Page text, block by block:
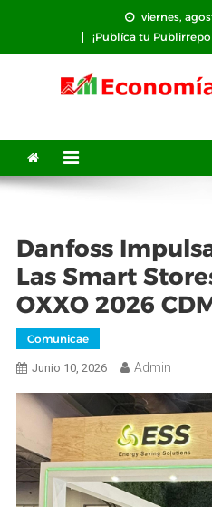
contenido
viernes,
¡Publíca tu
Danfoss
Las Smart
OXXO 2026
Comunicae
Junio 10, 2026 Admin